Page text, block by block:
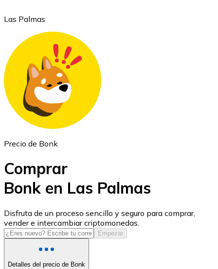
Ethereum
ETH
USD Coin
USDC
Las Palmas
Precio de Bonk
Comprar
Bonk en Las Palmas
Disfruta de un proceso sencillo y seguro para comprar,
vender e intercambiar criptomonedas.
Empezar
Detalles del precio de Bonk